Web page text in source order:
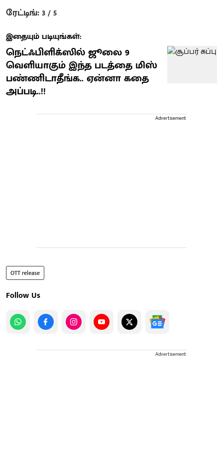
ரேட்டிங்: 3 / 5
இதையும் படியுங்கள்:
நெட்ஃபிளிக்ஸில் ஜூலை 9
வெளியாகும் இந்த படத்தை மிஸ்
பண்ணிடாதீங்க.. ஏன்னா கதை
அப்படி..!!
Advertisement
OTT release
Follow Us
Advertisement